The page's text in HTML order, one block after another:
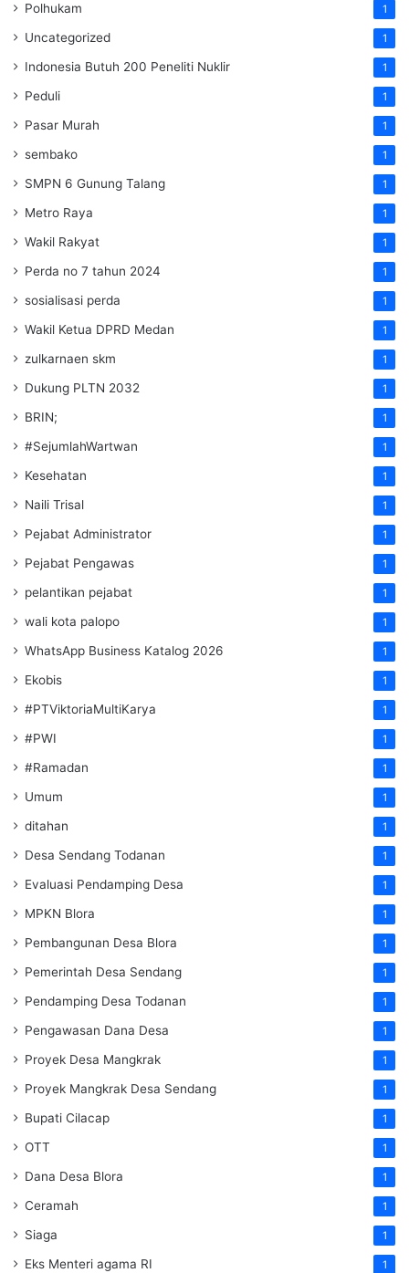
Polhukam 1
Uncategorized 1
Indonesia Butuh 200 Peneliti Nuklir 1
Peduli 1
Pasar Murah 1
sembako 1
SMPN 6 Gunung Talang 1
Metro Raya 1
Wakil Rakyat 1
Perda no 7 tahun 2024 1
sosialisasi perda 1
Wakil Ketua DPRD Medan 1
zulkarnaen skm 1
Dukung PLTN 2032 1
BRIN; 1
#SejumlahWartwan 1
Kesehatan 1
Naili Trisal 1
Pejabat Administrator 1
Pejabat Pengawas 1
pelantikan pejabat 1
wali kota palopo 1
WhatsApp Business Katalog 2026 1
Ekobis 1
#PTViktoriaMultiKarya 1
#PWI 1
#Ramadan 1
Umum 1
ditahan 1
Desa Sendang Todanan 1
Evaluasi Pendamping Desa 1
MPKN Blora 1
Pembangunan Desa Blora 1
Pemerintah Desa Sendang 1
Pendamping Desa Todanan 1
Pengawasan Dana Desa 1
Proyek Desa Mangkrak 1
Proyek Mangkrak Desa Sendang 1
Bupati Cilacap 1
OTT 1
Dana Desa Blora 1
Ceramah 1
Siaga 1
Eks Menteri agama RI 1